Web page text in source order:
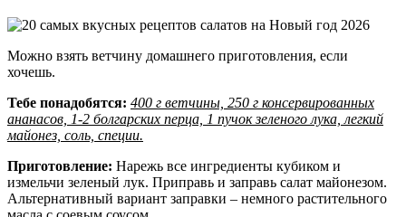
Можно взять ветчину домашнего приготовления, если
хочешь.
Тебе понадобятся: 400 г ветчины, 250 г консервированных
ананасов, 1-2 болгарских перца, 1 пучок зеленого лука, легкий
майонез, соль, специи.
Приготовление: Нарежь все ингредиенты кубиком и
измельчи зеленый лук. Приправь и заправь салат майонезом.
Альтернативный вариант заправки – немного растительного